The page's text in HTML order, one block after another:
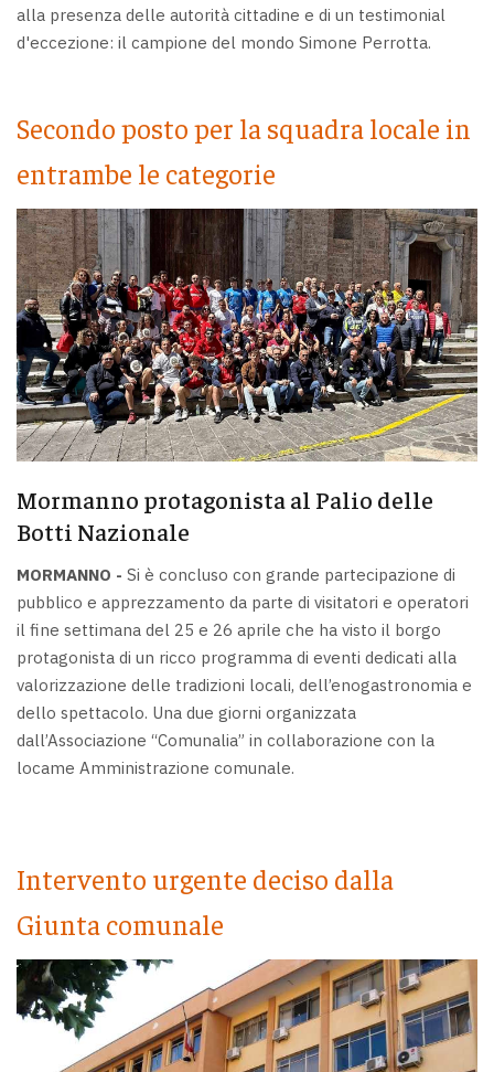
alla presenza delle autorità cittadine e di un testimonial
d'eccezione: il campione del mondo Simone Perrotta.
Secondo posto per la squadra locale in
entrambe le categorie
Mormanno protagonista al Palio delle
Botti Nazionale
MORMANNO - Si è concluso con grande partecipazione di
pubblico e apprezzamento da parte di visitatori e operatori
il fine settimana del 25 e 26 aprile che ha visto il borgo
protagonista di un ricco programma di eventi dedicati alla
valorizzazione delle tradizioni locali, dell’enogastronomia e
dello spettacolo. Una due giorni organizzata
dall’Associazione “Comunalia” in collaborazione con la
locame Amministrazione comunale.
Intervento urgente deciso dalla
Giunta comunale